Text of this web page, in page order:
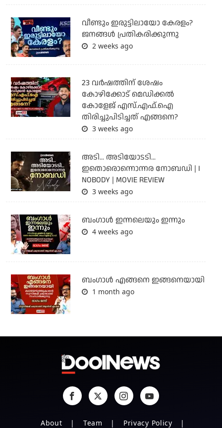
വീണ്ടും ഇരുട്ടിലായോ കേരളം?
ജനങ്ങൾ പ്രതികരിക്കുന്നു
2 weeks ago
23 വർഷത്തിന് ശേഷം
കോഴിക്കോട് മെഡിക്കൽ
കോളേജ് എസ്.എഫ്.ഐ
തിരിച്ചുപിടിച്ചത് എങ്ങനെ?
3 weeks ago
അടി... അടിയോടടി...
ഇതൊരൊന്നൊന്നര നോബഡി | I
NOBODY | MOVIE REVIEW
3 weeks ago
ബംഗാള്‍ ഇന്നലെയും ഇന്നും
4 weeks ago
ബം​ഗാൾ എങ്ങനെ ഇങ്ങനെയായി
1 month ago
About Team Privacy Policy